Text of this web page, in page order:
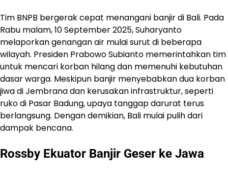
Tim BNPB bergerak cepat menangani banjir di Bali. Pada
Rabu malam, 10 September 2025, Suharyanto
melaporkan genangan air mulai surut di beberapa
wilayah. Presiden Prabowo Subianto memerintahkan tim
untuk mencari korban hilang dan memenuhi kebutuhan
dasar warga. Meskipun banjir menyebabkan dua korban
jiwa di Jembrana dan kerusakan infrastruktur, seperti
ruko di Pasar Badung, upaya tanggap darurat terus
berlangsung. Dengan demikian, Bali mulai pulih dari
dampak bencana.
Rossby Ekuator Banjir Geser ke Jawa